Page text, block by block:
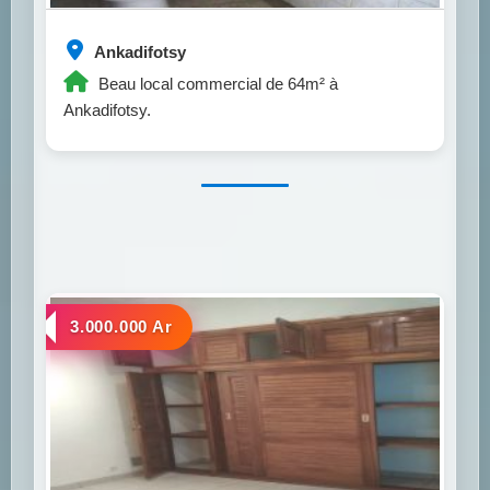
Ankadifotsy
Beau local commercial de 64m² à
Ankadifotsy.
a louer
3.000.000 Ar